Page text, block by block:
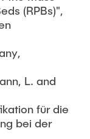
(RPBs)",
L. and
für die
bei der